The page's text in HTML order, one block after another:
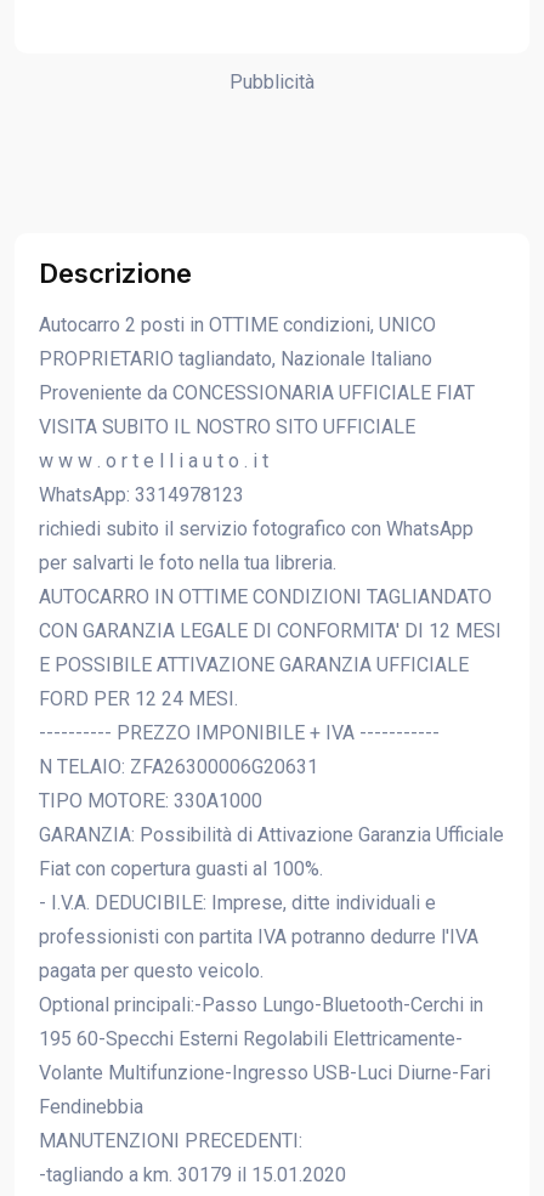
Pubblicità
Descrizione
Autocarro 2 posti in OTTIME condizioni, UNICO
PROPRIETARIO tagliandato, Nazionale Italiano
Proveniente da CONCESSIONARIA UFFICIALE FIAT
VISITA SUBITO IL NOSTRO SITO UFFICIALE
w w w . o r t e l l i a u t o . i t
WhatsApp: 3314978123
richiedi subito il servizio fotografico con WhatsApp
per salvarti le foto nella tua libreria.
AUTOCARRO IN OTTIME CONDIZIONI TAGLIANDATO
CON GARANZIA LEGALE DI CONFORMITA' DI 12 MESI
E POSSIBILE ATTIVAZIONE GARANZIA UFFICIALE
FORD PER 12 24 MESI.
---------- PREZZO IMPONIBILE + IVA -----------
N TELAIO: ZFA26300006G20631
TIPO MOTORE: 330A1000
GARANZIA: Possibilità di Attivazione Garanzia Ufficiale
Fiat con copertura guasti al 100%.
- I.V.A. DEDUCIBILE: Imprese, ditte individuali e
professionisti con partita IVA potranno dedurre l'IVA
pagata per questo veicolo.
Optional principali:-Passo Lungo-Bluetooth-Cerchi in
195 60-Specchi Esterni Regolabili Elettricamente-
Volante Multifunzione-Ingresso USB-Luci Diurne-Fari
Fendinebbia
MANUTENZIONI PRECEDENTI:
-tagliando a km. 30179 il 15.01.2020